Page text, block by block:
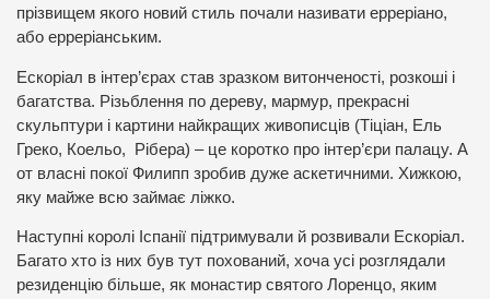
прізвищем якого новий стиль почали називати ерреріано,
або ерреріанським.
Ескоріал в інтер’єрах став зразком витонченості, розкоші і
багатства. Різьблення по дереву, мармур, прекрасні
скульптури і картини найкращих живописців (Тіціан, Ель
Греко, Коельо, Рібера) – це коротко про інтер’єри палацу. А
от власні покої Филипп зробив дуже аскетичними. Хижкою,
яку майже всю займає ліжко.
Наступні королі Іспанії підтримували й розвивали Ескоріал.
Багато хто із них був тут похований, хоча усі розглядали
резиденцію більше, як монастир святого Лоренцо, яким